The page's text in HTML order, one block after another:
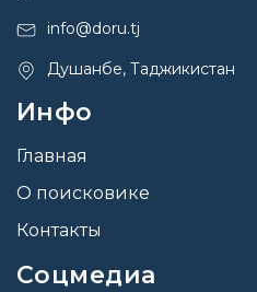
info@doru.tj
Душанбе, Таджикистан
Инфо
Главная
О поисковике
Контакты
Соцмедиа